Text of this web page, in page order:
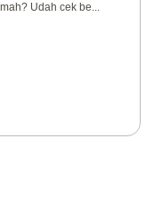
Udah cek be...